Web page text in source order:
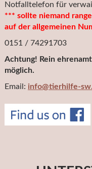
Notfalltelefon für
*** sollte niemand
auf der allgemeinen
0151 / 74291703
Achtung! Rein
möglich.
Email: info@tierhilfe-